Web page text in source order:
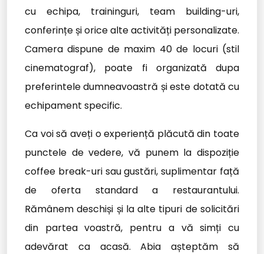
cu echipa, traininguri, team building-uri,
conferințe și orice alte activități personalizate.
Camera dispune de maxim 40 de locuri (stil
cinematograf), poate fi organizată dupa
preferintele dumneavoastră și este dotată cu
echipament specific.
Ca voi să aveți o experiență plăcută din toate
punctele de vedere, vă punem la dispoziție
coffee break-uri sau gustări, suplimentar față
de oferta standard a restaurantului.
Rămânem deschiși și la alte tipuri de solicitări
din partea voastră, pentru a vă simți cu
adevărat ca acasă. Abia așteptăm să